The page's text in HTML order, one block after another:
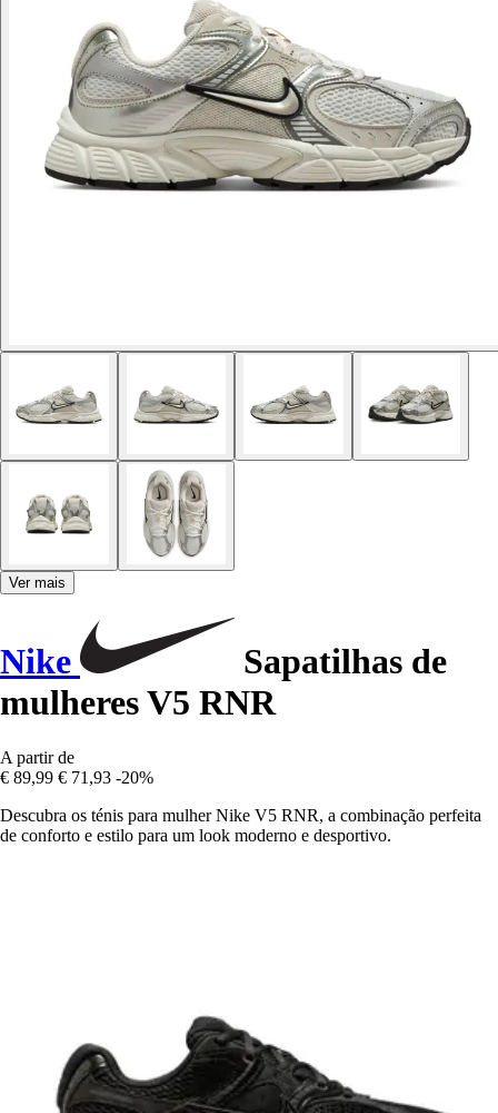
Ver mais
Nike
Sapatilhas de
mulheres V5 RNR
A partir de
€ 89,99 € 71,93 -20%
Descubra os ténis para mulher Nike V5 RNR, a combinação perfeita
de conforto e estilo para um look moderno e desportivo.